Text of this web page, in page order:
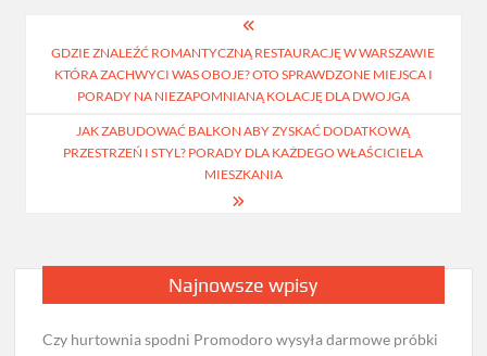
wpisu
GDZIE ZNALEŹĆ ROMANTYCZNĄ RESTAURACJĘ W WARSZAWIE
KTÓRA ZACHWYCI WAS OBOJE? OTO SPRAWDZONE MIEJSCA I
PORADY NA NIEZAPOMNIANĄ KOLACJĘ DLA DWOJGA
JAK ZABUDOWAĆ BALKON ABY ZYSKAĆ DODATKOWĄ
PRZESTRZEŃ I STYL? PORADY DLA KAŻDEGO WŁAŚCICIELA
MIESZKANIA
Najnowsze wpisy
Czy hurtownia spodni Promodoro wysyła darmowe próbki